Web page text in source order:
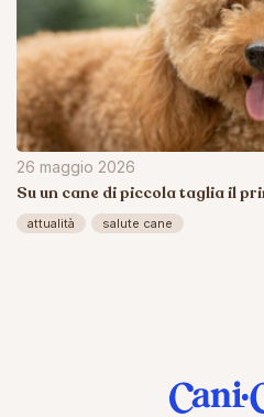
26 maggio 2026
Su un cane di piccola taglia il
attualità salute cane